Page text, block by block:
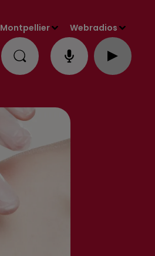
Montpellier Webradios